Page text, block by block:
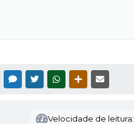
FACEBOOKMESSENGER
TWITTERWHATSAPPOUTRAS MÍDIAS
Velocidade de leitura: